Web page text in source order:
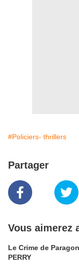
#Policiers- thrillers
Partager
Vous aimerez
Le Crime de
PERRY